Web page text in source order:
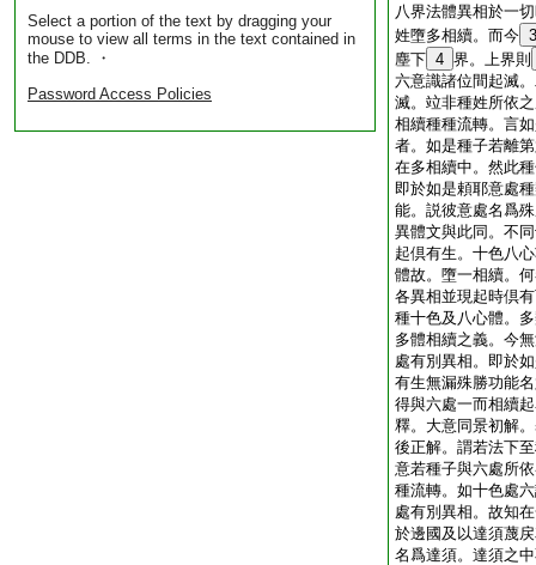
Select a portion of the text by dragging your
mouse to view all terms in the text contained in
the DDB. ・
Password Access Policies
八界法體異相於一
姓墮多相續。而今 3
塵下 4 界。上界則
六意識諸位間起滅
滅。竝非種姓所依
相續種種流轉。言
者。如是種子若離
在多相續中。然此
即於如是頼耶意處
能。説彼意處名爲
異體文與此同。不
起倶有生。十色八
體故。墮一相續。
各異相並現起時倶
種十色及八心體。
多體相續之義。今
處有別異相。即於
有生無漏殊勝功能
得與六處一而相續
釋。大意同景初解
後正解。謂若法下
意若種子與六處所
種流轉。如十色處
處有別異相。故知
於邊國及以達須蔑
名爲達須。達須之